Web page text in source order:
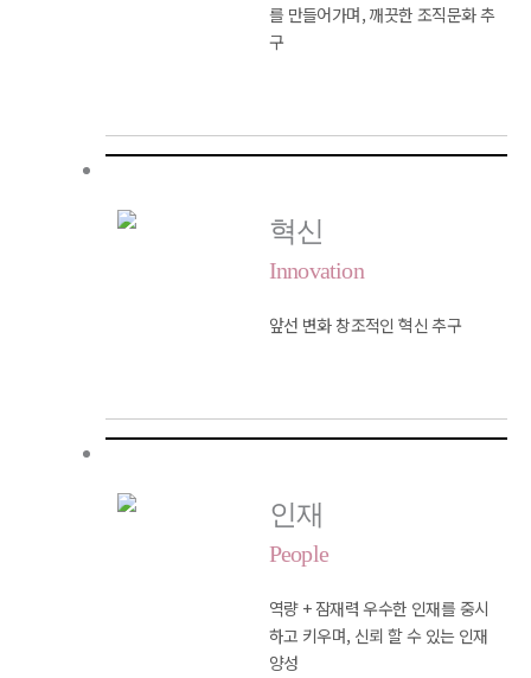
를 만들어가며, 깨끗한 조직문화 추
구
혁신
Innovation
앞선 변화 창조적인 혁신 추구
인재
People
역량 + 잠재력 우수한 인재를 중시
하고 키우며, 신뢰 할 수 있는 인재
양성